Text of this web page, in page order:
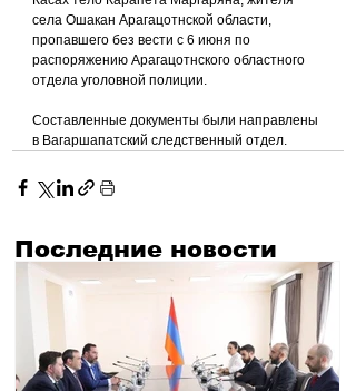
села Ошакан Арагацотнской области,
пропавшего без вести с 6 июня по
распоряжению Арагацотнского областного
отдела уголовной полиции.
Составленные документы были направлены
в Вагаршапатский следственный отдел.
Последние новости